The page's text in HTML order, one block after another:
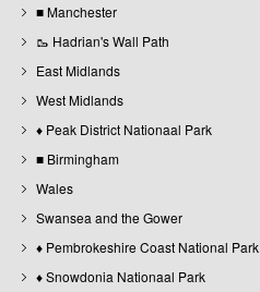
■ Manchester
🥾 Hadrian's Wall Path
East Midlands
West Midlands
♦ Peak District Nationaal Park
■ Birmingham
Wales
Swansea and the Gower
♦ Pembrokeshire Coast National Park
♦ Snowdonia Nationaal Park